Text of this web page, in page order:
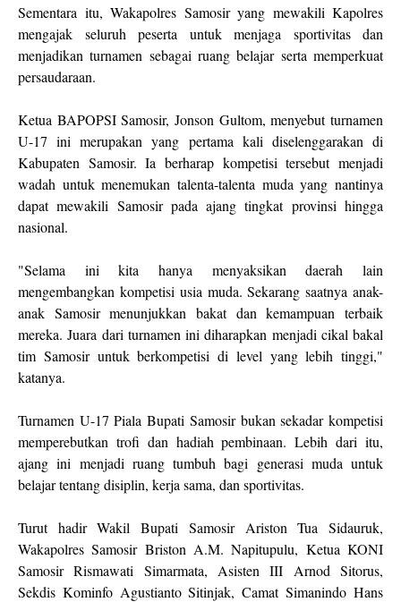
Sementara itu, Wakapolres Samosir yang mewakili Kapolres
mengajak seluruh peserta untuk menjaga sportivitas dan
menjadikan turnamen sebagai ruang belajar serta memperkuat
persaudaraan.
Ketua BAPOPSI Samosir, Jonson Gultom, menyebut turnamen
U-17 ini merupakan yang pertama kali diselenggarakan di
Kabupaten Samosir. Ia berharap kompetisi tersebut menjadi
wadah untuk menemukan talenta-talenta muda yang nantinya
dapat mewakili Samosir pada ajang tingkat provinsi hingga
nasional.
"Selama ini kita hanya menyaksikan daerah lain
mengembangkan kompetisi usia muda. Sekarang saatnya anak-
anak Samosir menunjukkan bakat dan kemampuan terbaik
mereka. Juara dari turnamen ini diharapkan menjadi cikal bakal
tim Samosir untuk berkompetisi di level yang lebih tinggi,"
katanya.
Turnamen U-17 Piala Bupati Samosir bukan sekadar kompetisi
memperebutkan trofi dan hadiah pembinaan. Lebih dari itu,
ajang ini menjadi ruang tumbuh bagi generasi muda untuk
belajar tentang disiplin, kerja sama, dan sportivitas.
Turut hadir Wakil Bupati Samosir Ariston Tua Sidauruk,
Wakapolres Samosir Briston A.M. Napitupulu, Ketua KONI
Samosir Rismawati Simarmata, Asisten III Arnod Sitorus,
Sekdis Kominfo Agustianto Sitinjak, Camat Simanindo Hans